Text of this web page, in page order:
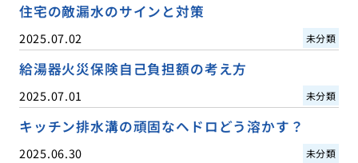
住宅の敵漏水のサインと対策
2025.07.02 未分類
給湯器火災保険自己負担額の考え方
2025.07.01 未分類
キッチン排水溝の頑固なヘドロどう溶かす？
2025.06.30 未分類